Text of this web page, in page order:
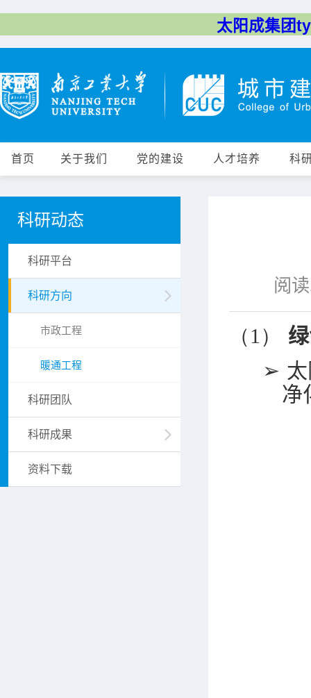
太阳成集团
首页 关于我们 党的建设 人才培养 科
科研动态
科研平台
科研方向
市政工程
暖通工程
科研团队
科研成果
资料下载
阅
（1）
➢
净